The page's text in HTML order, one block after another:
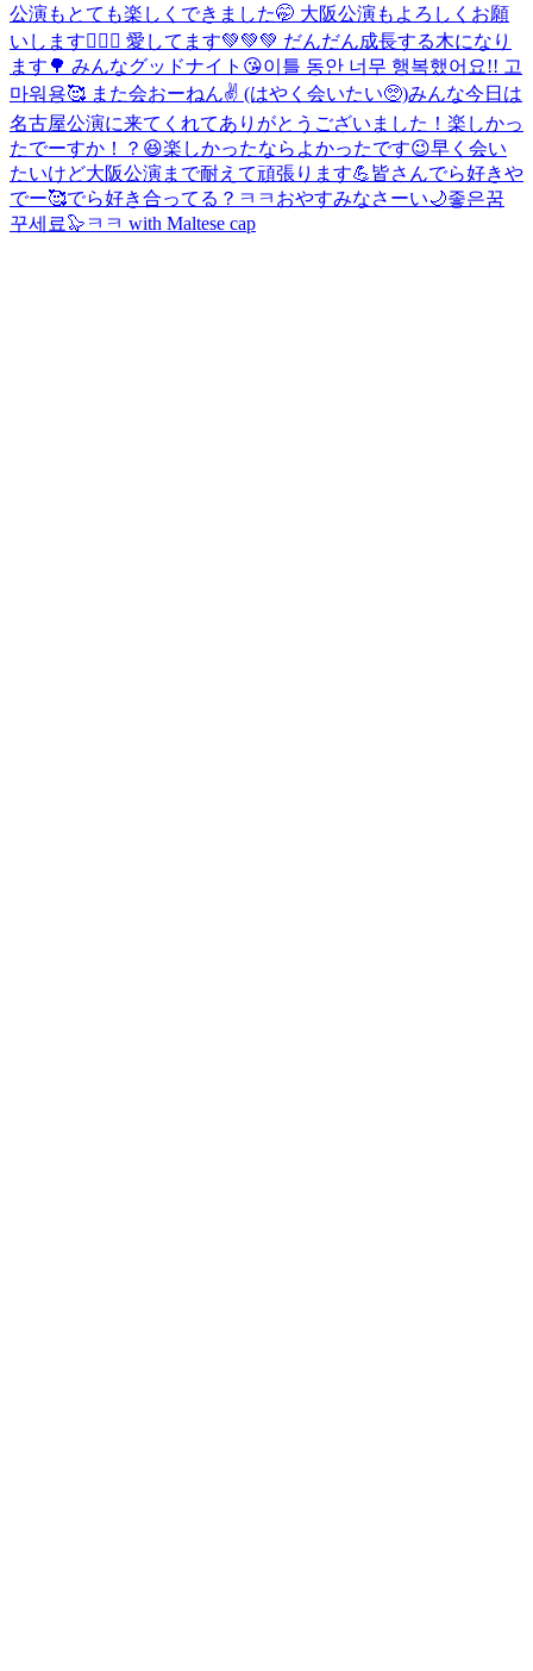
公演もとても楽しくできました🤭 大阪公演もよろしくお願
いします🙇🏻‍♂️ 愛してます💚💚💚 だんだん成長する木になり
ます🌳 みんなグッドナイト😘이틀 동안 너무 행복했어요!! 고
마워용🥰 また会おーねん✌️ (はやく会いたい🥺)みんな今日は
名古屋公演に来てくれてありがとうございました！楽しかっ
たでーすか！？😆楽しかったならよかったです😉早く会い
たいけど大阪公演まで耐えて頑張ります💪皆さんでら好きや
でー🥰でら好き合ってる？ㅋㅋおやすみなさーい🌙좋은꿈
꾸세료🦭ㅋㅋ with Maltese cap